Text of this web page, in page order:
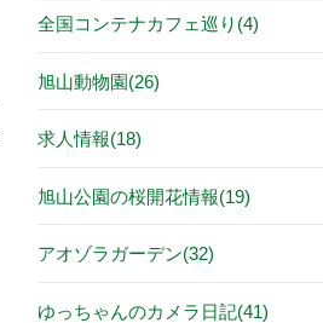
全国コンテナカフェ巡り(4)
旭山動物園(26)
求人情報(18)
旭山公園の桜開花情報(19)
アオゾラガーデン(32)
ゆっちゃんのカメラ日記(41)